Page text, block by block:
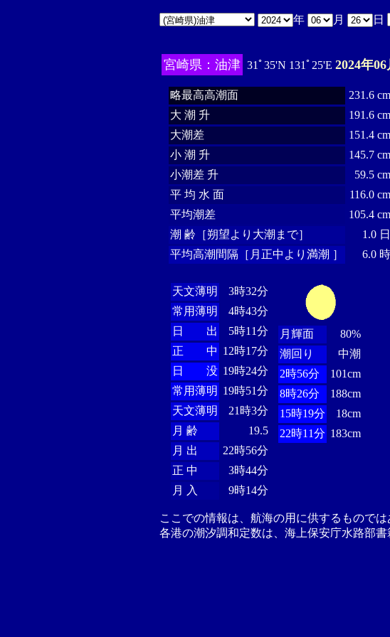
年 月 日
宮崎県：油津 31ﾟ35'N 131ﾟ25'E 2024年
略最高高潮面
231.6 cm
大 潮 升
191.6 cm
大潮差
151.4 cm
小 潮 升
145.7 cm
小潮差 升
59.5 cm
平 均 水 面
116.0 cm
平均潮差
105.4 cm
潮 齢［朔望より大潮まで］
1.0 日
平均高潮間隔［月正中より満潮 ］
6.0 時
天文薄明
3時32分
常用薄明
4時43分
日 出
5時11分
正 中 12時17分
日 没 19時24分
常用薄明 19時51分
天文薄明
21時3分
月 齢
19.5
月 出
22時56分
正 中
3時44分
月 入
9時14分
月輝面
80%
潮回り
中潮
2時56分
101cm
8時26分
188cm
15時19分
18cm
22時11分 183cm
ここでの情報は、航海の用に供するもので
各港の潮汐調和定数は、海上保安庁水路部